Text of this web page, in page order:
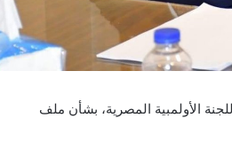
الأولمبية المصرية، بشأن ملف